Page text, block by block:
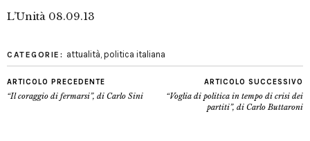
L’Unità 08.09.13
CATEGORIE: attualità, politica italiana
ARTICOLO PRECEDENTE
“Il coraggio di fermarsi”, di Carlo Sini
ARTICOLO SUCCESSIVO
“Voglia di politica in tempo di crisi dei
partiti”, di Carlo Buttaroni